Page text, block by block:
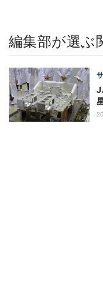
編集部が選ぶ